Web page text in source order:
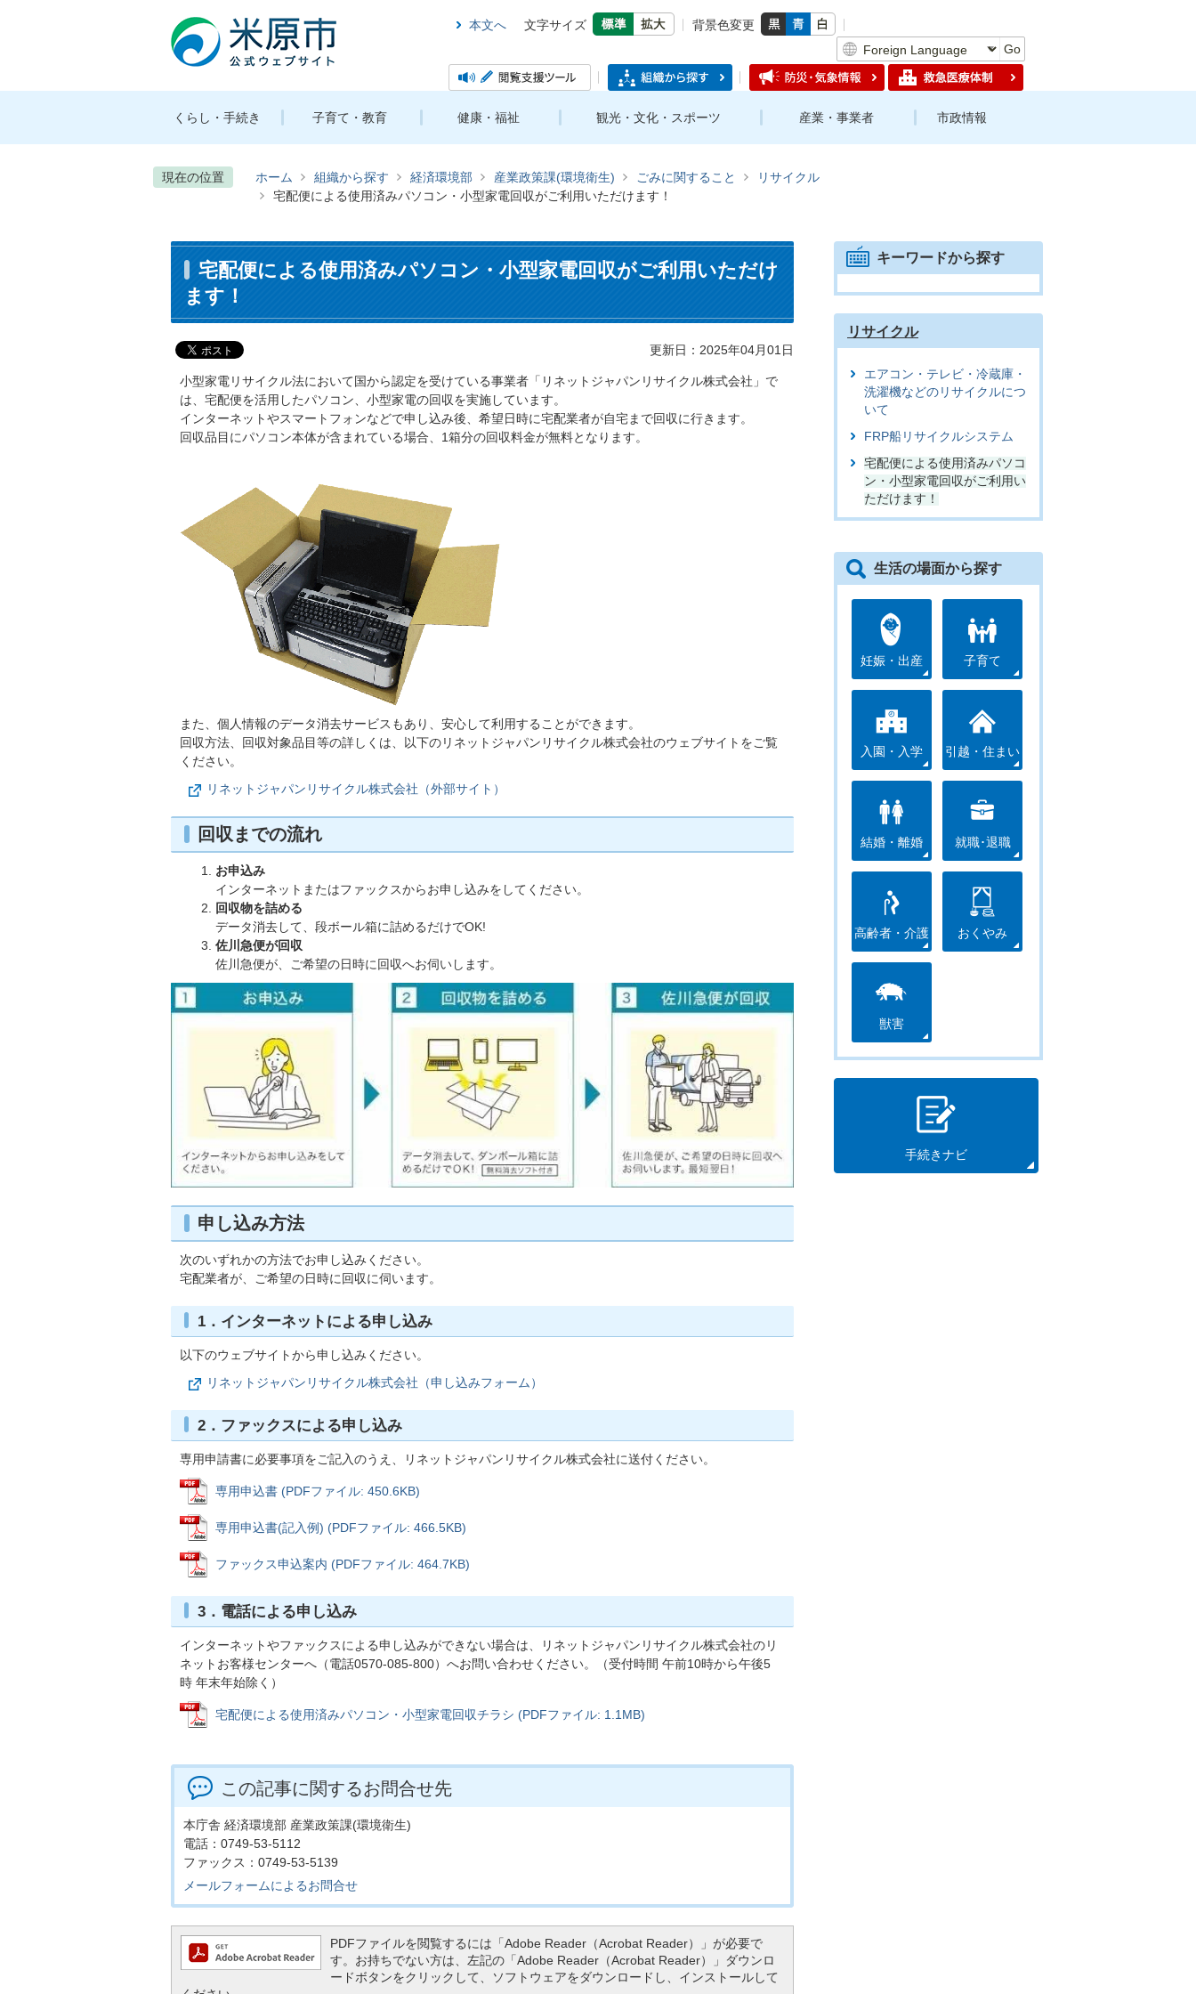
本文へ 文字サイズ
背景色変更
Go
くらし・手続き 子育て・教育 健康・福祉 観光・文化・スポーツ 産業・事業者 市政情報
現在の位置 ホーム 組織から探す 経済環境部 産業政策課(環境衛生) ごみに関すること
リサイクル
宅配便による使用済みパソコン・小型家電回収がご利用いただけます！
宅配便による使用済みパソコン・小型家電回収がご利用いただけ
ます！
更新日：2025年04月01日
小型家電リサイクル法において国から認定を受けている事業者「リネットジャパンリサイクル株式会社」で
は、宅配便を活用したパソコン、小型家電の回収を実施しています。
インターネットやスマートフォンなどで申し込み後、希望日時に宅配業者が自宅まで回収に行きます。
回収品目にパソコン本体が含まれている場合、1箱分の回収料金が無料となります。
また、個人情報のデータ消去サービスもあり、安心して利用することができます。
回収方法、回収対象品目等の詳しくは、以下のリネットジャパンリサイクル株式会社のウェブサイトをご覧
ください。
リネットジャパンリサイクル株式会社（外部サイト）
回収までの流れ
お申込み
インターネットまたはファックスからお申し込みをしてください。
回収物を詰める
データ消去して、段ボール箱に詰めるだけでOK!
佐川急便が回収
佐川急便が、ご希望の日時に回収へお伺いします。
申し込み方法
次のいずれかの方法でお申し込みください。
宅配業者が、ご希望の日時に回収に伺います。
1．インターネットによる申し込み
以下のウェブサイトから申し込みください。
リネットジャパンリサイクル株式会社（申し込みフォーム）
2．ファックスによる申し込み
専用申請書に必要事項をご記入のうえ、リネットジャパンリサイクル株式会社に送付ください。
専用申込書 (PDFファイル: 450.6KB)
専用申込書(記入例) (PDFファイル: 466.5KB)
ファックス申込案内 (PDFファイル: 464.7KB)
3．電話による申し込み
インターネットやファックスによる申し込みができない場合は、リネットジャパンリサイクル株式会社のリ
ネットお客様センターへ（電話0570-085-800）へお問い合わせください。（受付時間 午前10時から午後5
時 年末年始除く）
宅配便による使用済みパソコン・小型家電回収チラシ (PDFファイル: 1.1MB)
この記事に関するお問合せ先
本庁舎 経済環境部 産業政策課(環境衛生)
電話：0749-53-5112
ファックス：0749-53-5139
メールフォームによるお問合せ
PDFファイルを閲覧するには「Adobe Reader（Acrobat Reader）」が必要で
す。お持ちでない方は、左記の「Adobe Reader（Acrobat Reader）」ダウンロ
ードボタンをクリックして、ソフトウェアをダウンロードし、インストールして
キーワードから探す
リサイクル
エアコン・テレビ・冷蔵庫・
洗濯機などのリサイクルにつ
いて
FRP船リサイクルシステム
宅配便による使用済みパソコ
ン・小型家電回収がご利用い
ただけます！
生活の場面から探す
妊娠・出産 子育て
入園・入学 引越・住まい
結婚・離婚 就職･退職
高齢者・介護 おくやみ
獣害
手続きナビ